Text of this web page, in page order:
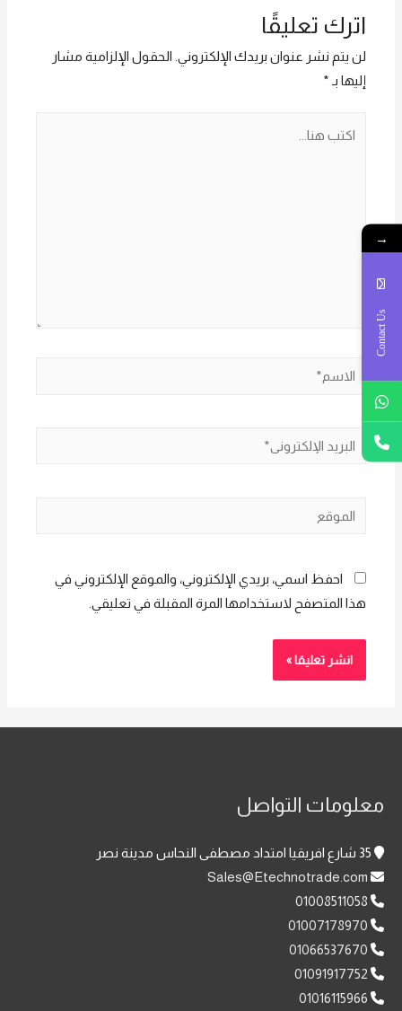
techno Trade
المبيعات :امل
01016115966
اترك تعليقًا
لن يتم نشر عنوان بريدك الإلكتروني. الحقول الإلزامية مشار
إليها بـ *
الاسم*
البريد
الإلكتروني*
الموقع
احفظ اسمي، بريدي الإلكتروني، والموقع الإلكتروني في
هذا المتصفح لاستخدامها المرة المقبلة في تعليقي.
معلومات التواصل
35 شارع افريقيا امتداد مصطفى النحاس مدينة نصر
Sales@Etechnotrade.com
01008511058
01007178970
01066537670
01091917752
01016115966
→
Contact Us